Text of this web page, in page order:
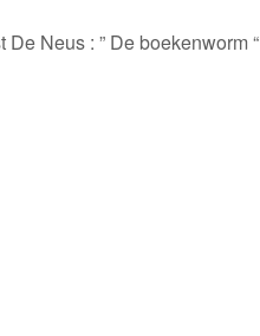
Neus : ” De boekenworm “